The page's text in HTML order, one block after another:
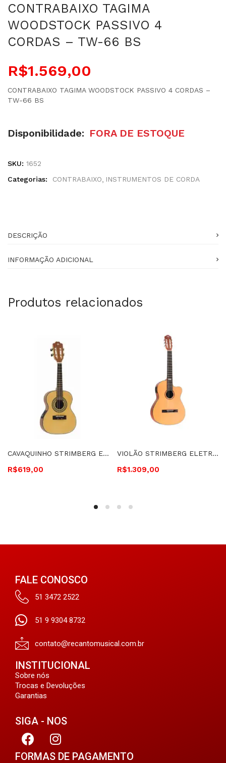
CONTRABAIXO TAGIMA
WOODSTOCK PASSIVO 4
CORDAS – TW-66 BS
R$1.569,00
CONTRABAIXO TAGIMA WOODSTOCK PASSIVO 4 CORDAS –
TW-66 BS
Disponibilidade: FORA DE ESTOQUE
SKU: 1652
Categorias:
CONTRABAIXO INSTRUMENTOS DE CORDA
DESCRIÇÃO
INFORMAÇÃO ADICIONAL
Produtos relacionados
CAVAQUINHO STRIMBERG ELETROACÚSTICO – CS25E NS
R$619,00
VIOLÃO STRIMBERG ELETROACÚSTICO, CUTAWAY, CORDAS DE NYLON – SC200C NS
R$1.309,00
FALE CONOSCO
51 3472 2522
51 9 9304 8732
contato@recantomusical.com.br
INSTITUCIONAL
Sobre nós
Trocas e Devoluções
Garantias
SIGA - NOS
FORMAS DE PAGAMENTO